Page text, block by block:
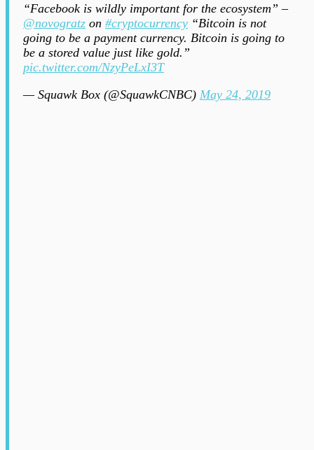
“Facebook is wildly important for the ecosystem” –
@novogratz on #cryptocurrency “Bitcoin is not
going to be a payment currency. Bitcoin is going to
be a stored value just like gold.”
pic.twitter.com/NzyPeLxI3T
— Squawk Box (@SquawkCNBC) May 24, 2019